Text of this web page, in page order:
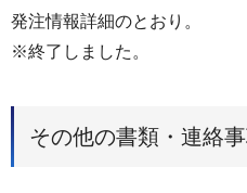
発注情報詳細のとおり。
※終了しました。
その他の書類・連絡